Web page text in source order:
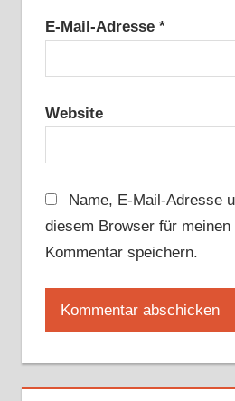
E-Mail-Adresse *
Website
Name, E-Mail-Adresse
diesem Browser für meinen
Kommentar speichern.